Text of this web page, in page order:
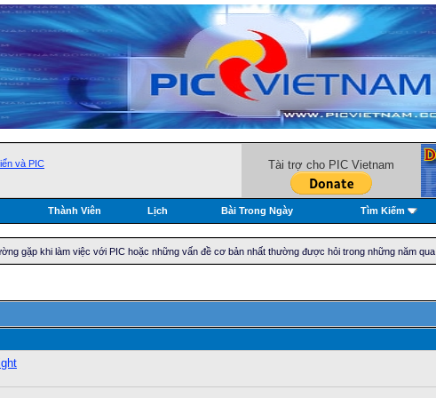
và PIC Tài trợ cho PIC Vietnam
Thành Viên Lịch Bài Trong Ngày Tìm Kiếm
gặp khi làm việc với PIC hoặc những vấn đề cơ bản nhất thường được hỏi trong những năm qua